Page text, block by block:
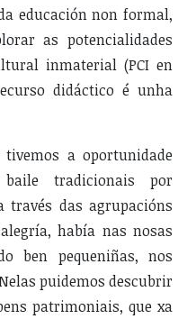
educación non formal,
as potencialidades
inmaterial (PCI en
didáctico é unha
tivemos a oportunidade
tradicionais por
das agrupacións
había nas nosas
ben pequeniñas, nos
puidemos descubrir
patrimoniais, que xa